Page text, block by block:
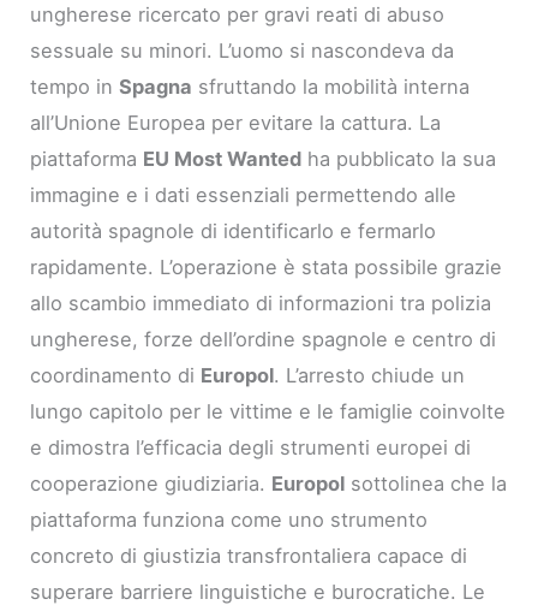
ungherese ricercato per gravi reati di abuso
sessuale su minori. L’uomo si nascondeva da
tempo inSpagna sfruttando la mobilità interna
all’Unione Europea per evitare la cattura. La
piattaforma EU Most Wanted ha pubblicato la sua
immagine e i dati essenziali permettendo alle
autorità spagnole di identificarlo e fermarlo
rapidamente. L’operazione è stata possibile grazie
allo scambio immediato di informazioni tra polizia
ungherese, forze dell’ordine spagnole e centro di
coordinamento di Europol. L’arresto chiude un
lungo capitolo per le vittime e le famiglie coinvolte
e dimostra l’efficacia degli strumenti europei di
cooperazione giudiziaria. Europol sottolinea che la
piattaforma funziona come uno strumento
concreto di giustizia transfrontaliera capace di
superare barriere linguistiche e burocratiche. Le